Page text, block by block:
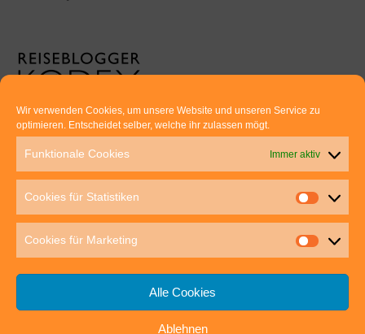
Wir verwenden Cookies, um unsere Website und unseren Service zu
optimieren. Entscheidet selber, welche ihr zulassen mögt.
Funktionale Cookies Immer aktiv
Cookies für Statistiken
Cookies für Marketing
Alle Cookies
Ablehnen
Euer direkter Draht zu uns:
Thomas Rathay und Silke Rommel
70563 Stuttgart
post@outdoor-hochgenuss.de